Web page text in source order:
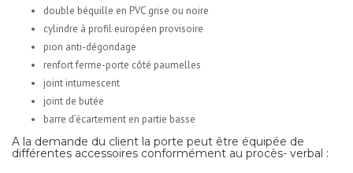
double béquille en PVC grise ou noire
cylindre à profil européen provisoire
pion anti-dégondage
renfort ferme-porte côté paumelles
joint intumescent
joint de butée
barre d’écartement en partie basse
A la demande du client la porte peut être équipée de
différentes accessoires conformément au procès- verbal :